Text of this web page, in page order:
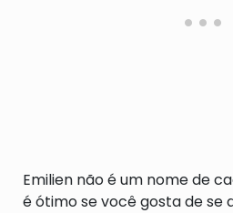
Emilien não é um nome de
é ótimo se você gosta de se